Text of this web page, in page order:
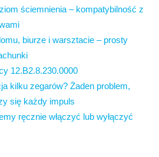
ściemnienia – kompatybilność z
biurze i warsztacie – prosty
12.B2.8.230.0000
kilku zegarów? Żaden problem,
się każdy impuls
ręcznie włączyć lub wyłączyć